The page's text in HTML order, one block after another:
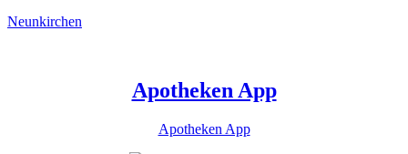
Neunkirchen
Apotheken App
Apotheken App